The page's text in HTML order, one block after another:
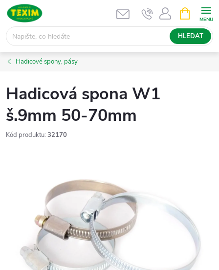
Přejít
obsah
HLEDAT
NÁKUPNÍ
KOŠÍK
Hadicové spony, pásy
Hadicová spona W1
š.9mm 50-70mm
Kód produktu: 32170